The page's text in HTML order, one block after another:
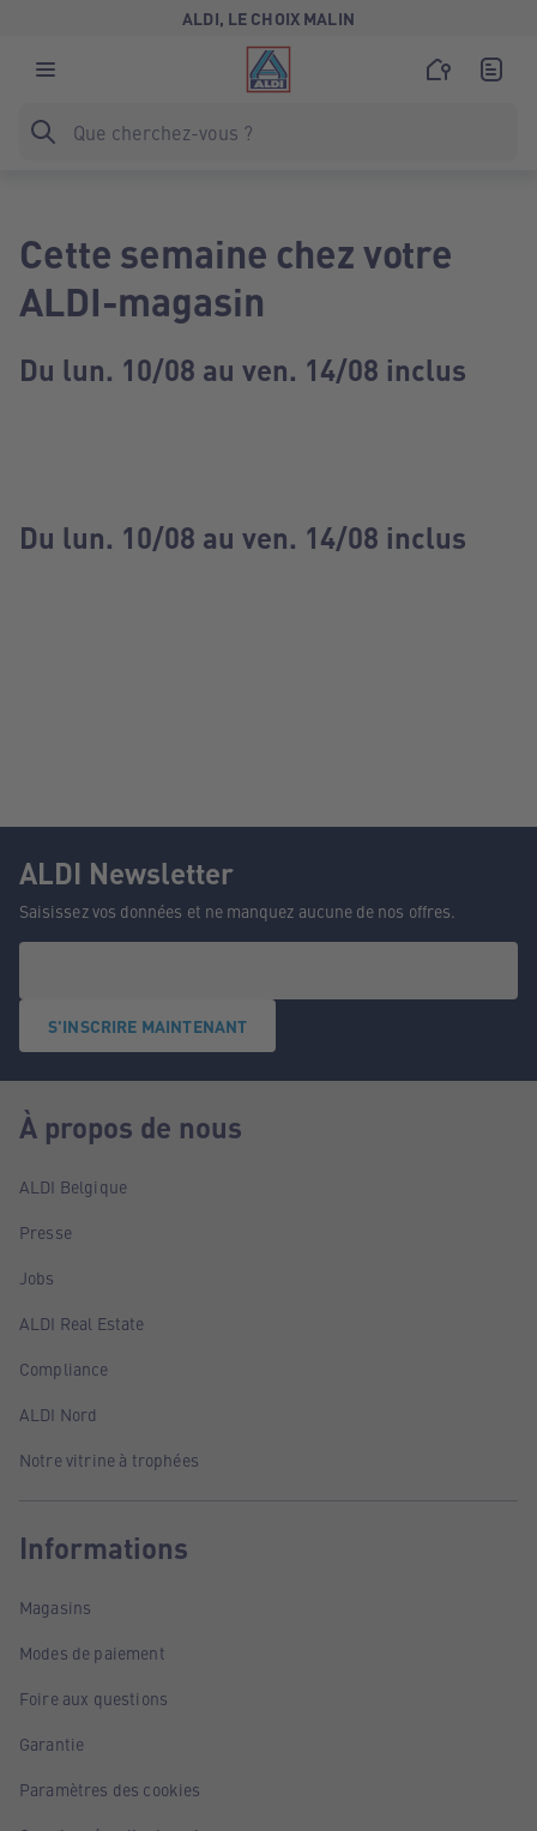
ALDI, LE CHOIX MALIN
Cette semaine chez votre
ALDI-magasin
Du lun. 10/08 au ven. 14/08 inclus
Du lun. 10/08 au ven. 14/08 inclus
ALDI Newsletter
Saisissez vos données et ne manquez aucune de nos offres.
S'INSCRIRE MAINTENANT
À propos de nous
ALDI Belgique
Presse
Jobs
ALDI Real Estate
Compliance
ALDI Nord
Notre vitrine à trophées
Informations
Magasins
Modes de paiement
Foire aux questions
Garantie
Paramètres des cookies